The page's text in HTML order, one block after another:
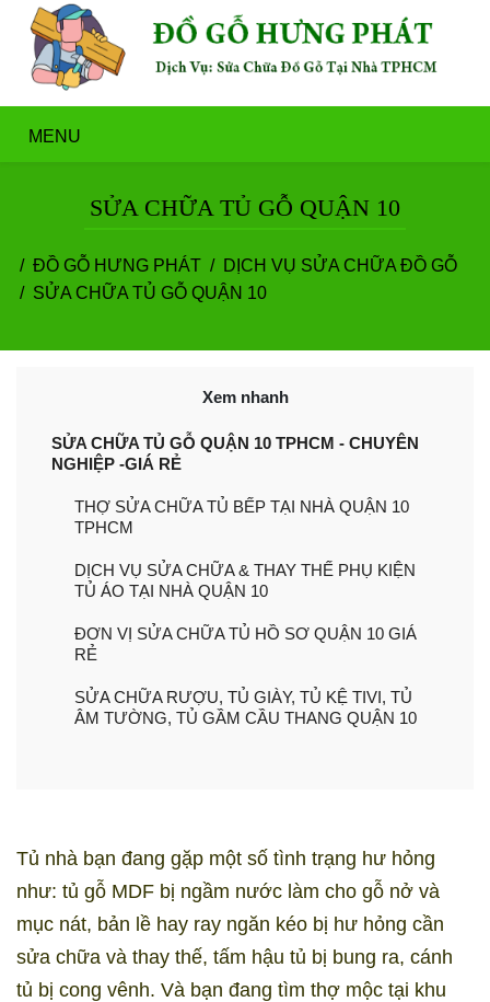
MENU
SỬA CHỮA TỦ GỖ QUẬN 10
ĐỒ GỖ HƯNG PHÁT
DỊCH VỤ SỬA CHỮA ĐỒ GỖ
SỬA CHỮA TỦ GỖ QUẬN 10
Xem nhanh
SỬA CHỮA TỦ GỖ QUẬN 10 TPHCM - CHUYÊN
NGHIỆP -GIÁ RẺ
THỢ SỬA CHỮA TỦ BẾP TẠI NHÀ QUẬN 10
TPHCM
DỊCH VỤ SỬA CHỮA & THAY THẾ PHỤ KIỆN
TỦ ÁO TẠI NHÀ QUẬN 10
ĐƠN VỊ SỬA CHỮA TỦ HỒ SƠ QUẬN 10 GIÁ
RẺ
SỬA CHỮA RƯỢU, TỦ GIÀY, TỦ KỆ TIVI, TỦ
ÂM TƯỜNG, TỦ GẦM CẦU THANG QUẬN 10
Tủ nhà bạn đang gặp một số tình trạng hư hỏng
như: tủ gỗ MDF bị ngầm nước làm cho gỗ nở và
mục nát, bản lề hay ray ngăn kéo bị hư hỏng cần
sửa chữa và thay thế, tấm hậu tủ bị bung ra, cánh
tủ bị cong vênh. Và bạn đang tìm thợ mộc tại khu